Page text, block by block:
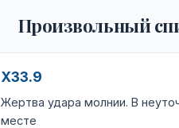
Произвольный
X33.9
Жертва удара молнии. В
месте